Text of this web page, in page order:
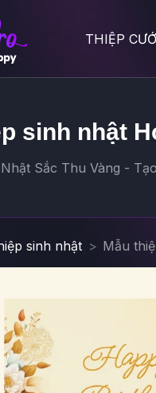
THIỆP
sinh nhật
Sắc Thu Vàng -
sinh nhật Mẫu